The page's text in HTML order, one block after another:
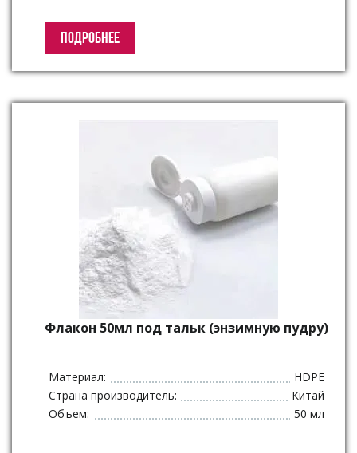
ПОДРОБНЕЕ
Флакон 50мл под тальк (энзимную пудру)
Материал:
HDPE
Страна производитель:
Китай
Объем:
50 мл